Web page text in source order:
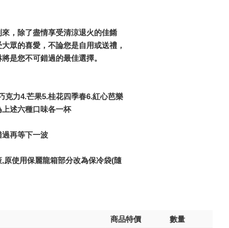
，除了盡情享受清涼退火的佳餚
眾的喜愛，不論您是自用或送禮，
是您不可錯過的最佳選擇。
克力4.芒果5.桂花四季春6.紅心芭樂
述六種口味各一杯
再等下一波
原使用保麗龍箱部分改為保冷袋(隨
商品特價 數量